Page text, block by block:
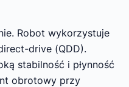
Robot wykorzystuje
drive (QDD).
stabilność i płynność
obrotowy przy